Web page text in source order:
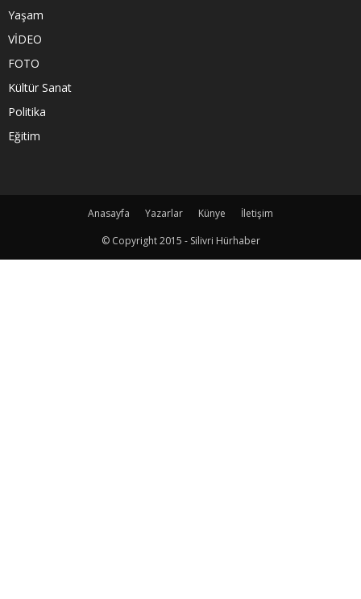
Yaşam
VİDEO
FOTO
Kültür Sanat
Politika
Eğitim
Anasayfa Yazarlar Künye
İletişim
© Copyright 2015 - Silivri Hürhaber